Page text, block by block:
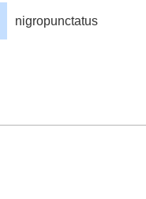
nigropunctatus